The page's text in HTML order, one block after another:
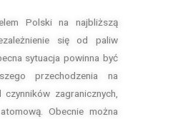
Polski na najbliższą
się od paliw
sytuacja powinna być
przechodzenia na
zagranicznych,
Obecnie można